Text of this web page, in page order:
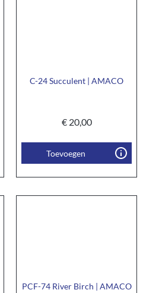
C-24 Succulent | AMACO
€20,00
Toevoegen
PCF-74 River Birch | AMACO